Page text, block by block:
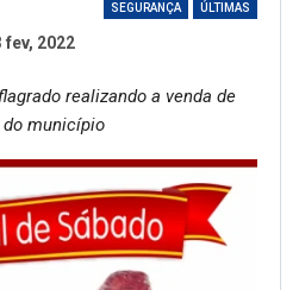
SEGURANÇA ÚLTIMAS
fev, 2022
realizando a venda de
município